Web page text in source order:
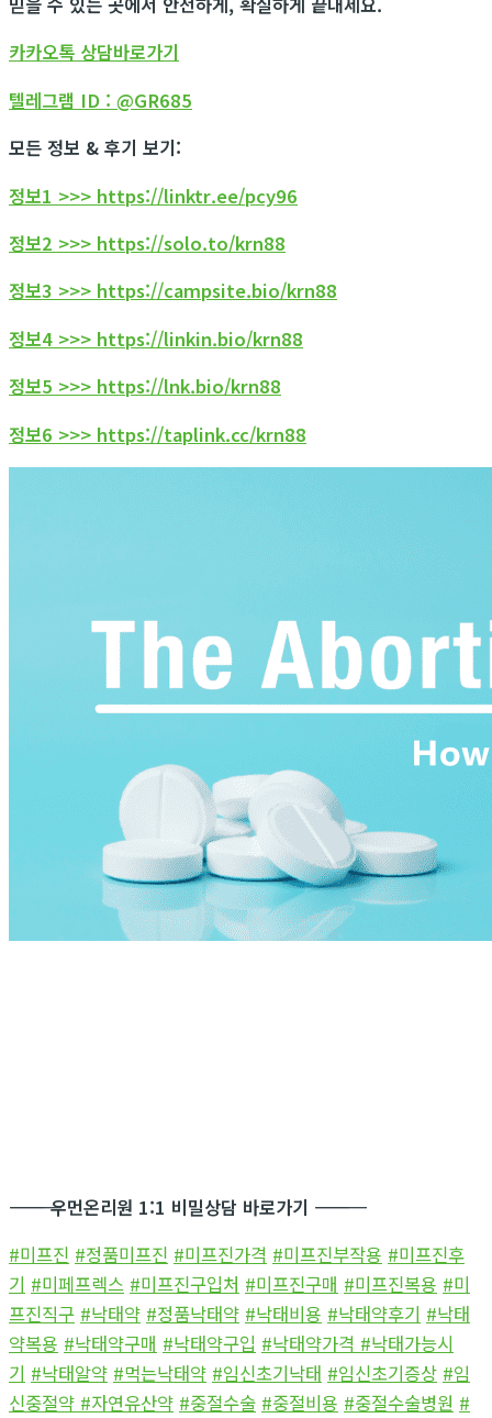
카카오톡 상담바로가기
텔레그램 ID : @GR685
모든 정보 & 후기 보기:
정보1 >>> https://linktr.ee/pcy96
정보2 >>> https://solo.to/krn88
정보3 >>> https://campsite.bio/krn88
정보4 >>> https://linkin.bio/krn88
정보5 >>> https://lnk.bio/krn88
정보6 >>> https://taplink.cc/krn88
―――――――――――우먼온리원 1:1 비밀상담 바로가기 ―――――――――――
#미프진 #정품미프진 #미프진가격 #미프진부작용 #미프진후
기 #미페프렉스 #미프진구입처 #미프진구매 #미프진복용 #미
프진직구 #낙태약 #정품낙태약 #낙태비용 #낙태약후기 #낙태
약복용 #낙태약구매 #낙태약구입 #낙태약가격 #낙태가능시
기 #낙태알약 #먹는낙태약 #임신초기낙태 #임신초기증상 #임
신중절약 #자연유산약 #중절수술 #중절비용 #중절수술병원 #